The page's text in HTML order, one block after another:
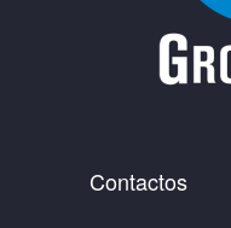
Contactos